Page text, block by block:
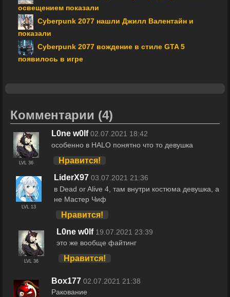
освещением показали
Cyberpunk 2077 нашли Джилл Валентайн и
показали
Cyberpunk 2077 вождение в стиле GTA 5
появилось в игре
Комментарии (4)
LVL 36
L0ne w0lf 02.07.2021 18:42
особенно в HALO понятно что то девушка
Нравится!
LVL 13
LiderX97 03.07.2021 21:36
в Dead or Alive 4, там внутри костюма девушка, а
не Мастер Чиф
Нравится!
LVL 36
L0ne w0lf 19.07.2021 23:39
это же вообще файтинг
Нравится!
Box177 02.07.2021 21:38
Ракование